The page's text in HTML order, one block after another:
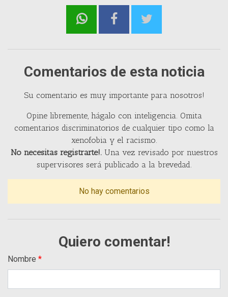
Comentarios de esta noticia
Su comentario es muy importante para nosotros!
Opine libremente, hágalo con inteligencia. Omita
comentarios discriminatorios de cualquier tipo como la
xenofobia y el racismo.
No necesitas registrarte!.Una vez revisado por nuestros
supervisores será publicado a la brevedad.
No hay comentarios
Quiero comentar!
Nombre